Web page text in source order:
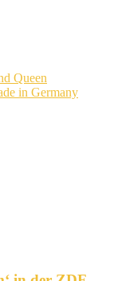
Queen
in Germany